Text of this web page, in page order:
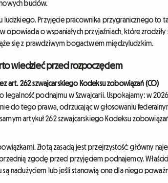
budów.
ludzkiego. Przyjęcie pracownika przygranicznego to
opowiada o wspaniałych przyjaźniach, które
się z prawdziwym bogactwem międzyludzkim.
wiedzieć przed rozpoczęciem
art. 262 szwajcarskiego Kodeksu zobowiązań (CO)
legalność podnajmu w Szwajcarii. Uspokajamy: w
do tego prawa, odrzucając w głosowaniu
artykuł 262 szwajcarskiego Kodeksu
Złotą zasadą jest przejrzystość: główny
zgodę przed przyjęciem podnajemcy.
są nadużyciem lub jeśli stanowią one dla niego